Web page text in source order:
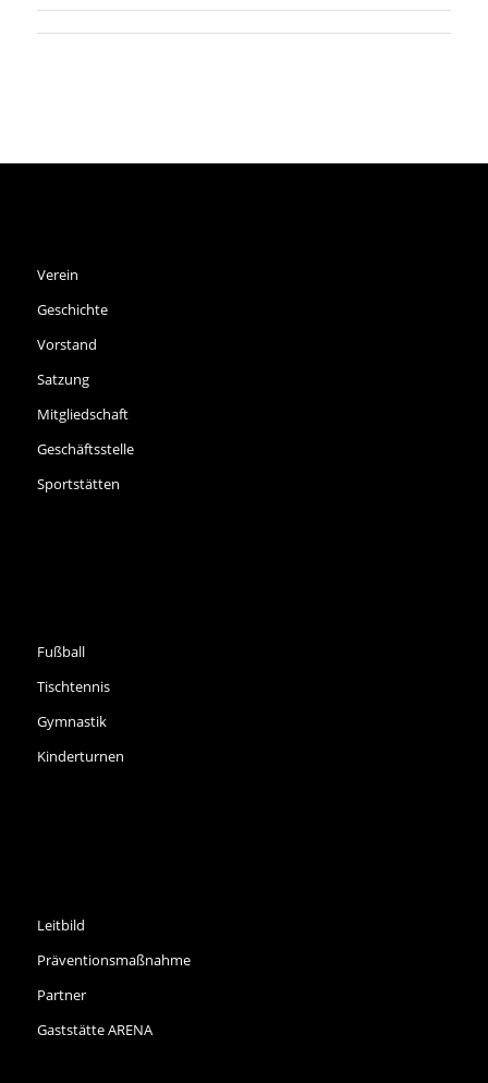
Verein
Geschichte
Vorstand
Satzung
Mitgliedschaft
Geschäftsstelle
Sportstätten
Fußball
Tischtennis
Gymnastik
Kinderturnen
Leitbild
Präventionsmaßnahme
Partner
Gaststätte ARENA